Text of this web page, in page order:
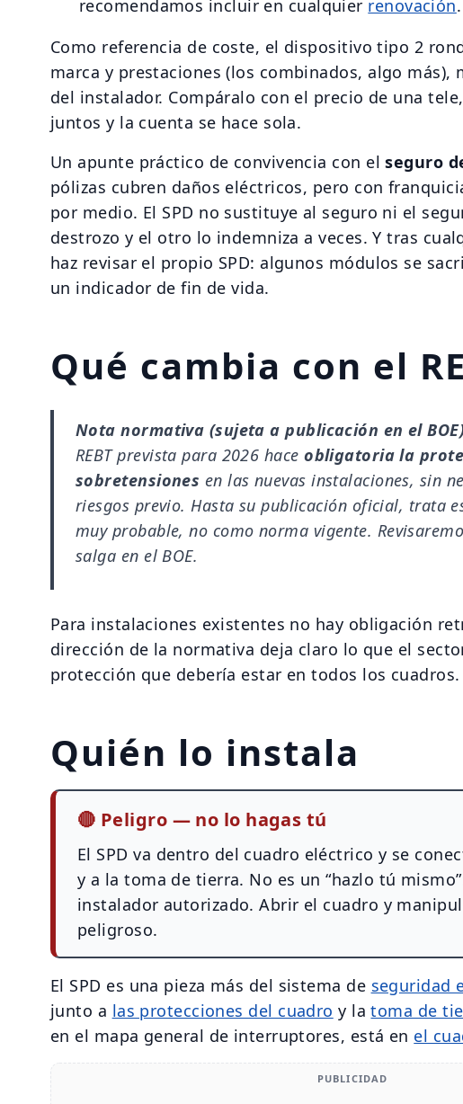
recomendamos incluir en cualquier renovación.
Como referencia de coste, el dispositivo tipo 2
marca y prestaciones (los combinados, algo más),
del instalador. Compáralo con el precio de una
juntos y la cuenta se hace sola.
Un apunte práctico de convivencia con elseguro
pólizas cubren daños eléctricos, pero con
por medio. El SPD no sustituye al seguro ni el
destrozo y el otro lo indemniza a veces. Y tras
haz revisar el propio SPD: algunos módulos se
un indicador de fin de vida.
Qué cambia con el
Nota normativa (sujeta a publicación en el
REBT prevista para 2026 haceobligatoria la
sobretensiones en las nuevas instalaciones, sin
riesgos previo. Hasta su publicación oficial, trata
muy probable, no como norma vigente.
salga en el BOE.
Para instalaciones existentes no hay obligación
dirección de la normativa deja claro lo que el
protección que debería estar en todos los cuadros.
Quién lo instala
🔴 Peligro — no lo hagas tú
El SPD va dentro del cuadro eléctrico y se
y a la toma de tierra. No es un “hazlo tú
instalador autorizado. Abrir el cuadro y
peligroso.
El SPD es una pieza más del sistema de seguridad
junto a las protecciones del cuadro y latoma de
en el mapa general de interruptores, está en el
PUBLICIDAD